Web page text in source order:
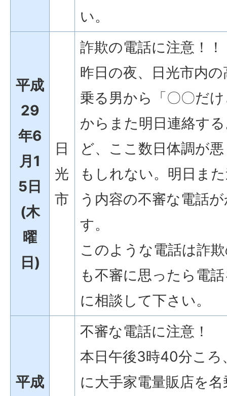
い。
平成
29
年6
月1
5日
(木
曜
日)
日
光
市
詐欺の電話に注意！！
昨日の夜、日光市内
乗る男から「〇〇だ
からまた明日連絡す
ど、ここ数日体調が
もしれない。明日ま
う内容の不審な電話
す。
このような電話は詐
も不審に思ったら電
に相談して下さい。
平成
不審な電話に注意！
本日午後3時40分ころ
に大手家電量販店を